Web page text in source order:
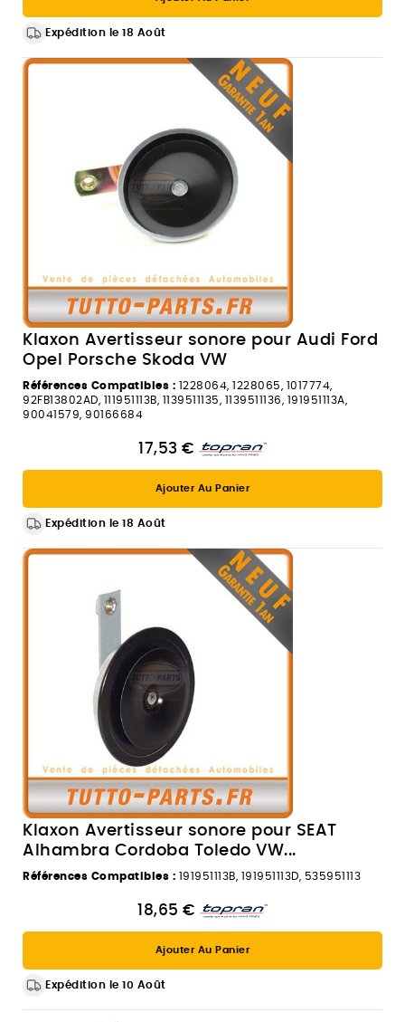
Expédition le 18 Août
Klaxon Avertisseur sonore pour Audi Ford
Opel Porsche Skoda VW
Références Compatibles : 1228064, 1228065, 1017774,
92FB13802AD, 111951113B, 1139511135, 1139511136, 191951113A,
90041579, 90166684
17,53 €
Ajouter Au Panier
Expédition le 18 Août
Klaxon Avertisseur sonore pour SEAT
Alhambra Cordoba Toledo VW...
Références Compatibles : 191951113B, 191951113D, 535951113
18,65 €
Ajouter Au Panier
Expédition le 10 Août